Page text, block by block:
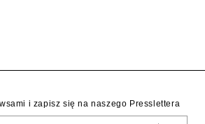
i zapisz się na naszego Presslettera